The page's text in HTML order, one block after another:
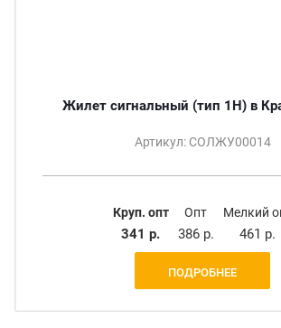
Жилет сигнальный (тип 1Н) в
Артикул: СОЛЖУ00014
Круп. опт
341 р.
Опт
386 р.
Мелкий
461 р.
ПОДРОБНЕЕ